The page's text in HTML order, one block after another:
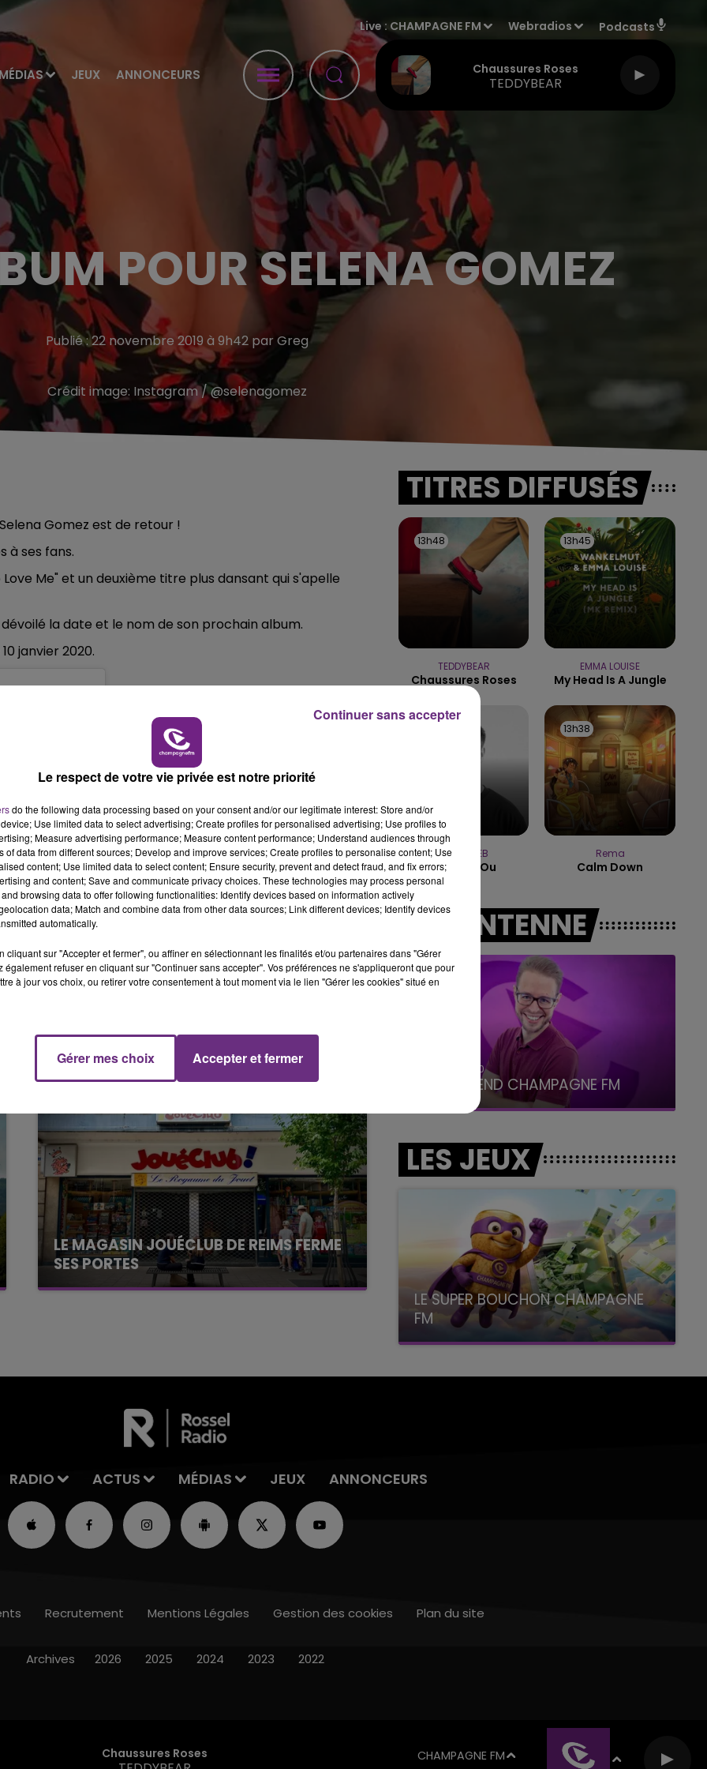
MÉDIAS JEUX ANNONCEURS
Live : CHAMPAGNE FM Webradios Podcasts
Chaussures Roses
TEDDYBEAR
7h00 - 12h00
LE WEEK-END CHAMPAGNE FM
16h00 - 20h00
LE WEEK-END CHAMPAGNE FM
POUR SELENA GOMEZ
Publié : 22 novembre 2019 à 9h42 par Greg
Crédit image: Instagram / @selenagomez
Gomez est de retour !
à ses fans.
Me" et un deuxième titre plus dansant qui s'apelle
dévoilé la date et le nom de son prochain album.
janvier 2020.
album is my
Title, art and
LE MAGASIN JOUÉCLUB DE REIMS FERME
SES PORTES
C'était l'une des institutions du centre-ville
TITRES DIFFUSÉS
13h48
13h48
TEDDYBEAR
Chaussures Roses
13h45
13h45
EMMA LOUISE
My Head Is A Jungle
JULIEN LIEB
Dis-Moi Ou
13h38
13h38
Rema
Calm Down
A L'ANTENNE
LE WEEK-END CHAMPAGNE FM LE WEEK-END CHAMPAGNE FM
LES JEUX
LE SUPER BOUCHON CHAMPAGNE
FM
avec La Famille Champagne FM, à 8H10
RADIO ACTUS MÉDIAS JEUX ANNONCEURS
Chaussures Roses CHAMPAGNE FM
Recrutement Mentions Légales Gestion des cookies Plan du site
Archives 2026 2025 2024 2023 2022
Le respect de votre vie privée est notre priorité
do the following data processing based on your consent and/or our legitimate interest: Store and/or
Use limited data to select advertising; Create profiles for personalised advertising; Use profiles to
Measure advertising performance; Measure content performance; Understand audiences through
of data from different sources; Develop and improve services; Create profiles to personalise content; Use
content; Use limited data to select content; Ensure security, prevent and detect fraud, and fix errors;
and content; Save and communicate privacy choices. These technologies may process personal
browsing data to offer following functionalities: Identify devices based on information actively
data; Match and combine data from other data sources; Link different devices; Identify devices
automatically.
cliquant sur "Accepter et fermer", ou affiner en sélectionnant les finalités et/ou partenaires dans "Gérer
également refuser en cliquant sur "Continuer sans accepter". Vos préférences ne s'appliqueront que pour
à jour vos choix, ou retirer votre consentement à tout moment via le lien "Gérer les cookies" situé en
Gérer mes choix Accepter et fermer
Continuer sans accepter